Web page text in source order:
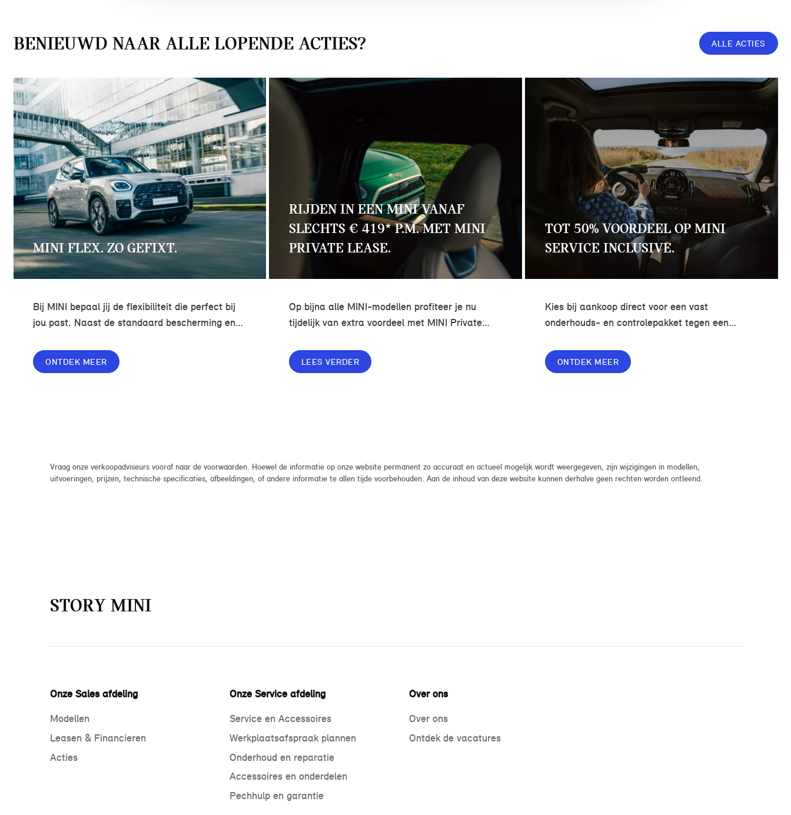
BENIEUWD NAAR ALLE LOPENDE ACTIES? ALLE ACTIES
MINI FLEX. ZO GEFIXT.
Bij MINI bepaal jij de flexibiliteit die perfect bij
jou past. Naast de standaard bescherming en
lease nog meer flexibiliteit met Switch of Flex
Premium.
ONTDEK MEER
RIJDEN IN EEN MINI VANAF
SLECHTS € 419* P.M. MET MINI
PRIVATE LEASE.
Op bijna alle MINI-modellen profiteer je nu
tijdelijk van extra voordeel met MINI Private
maand, in plaats van € 449. Afhankelijk van de
uitvoering kan jouw voordeel nog verder
LEES VERDER
TOT 50% VOORDEEL OP MINI
SERVICE INCLUSIVE.
Kies bij aankoop direct voor een vast
onderhouds- en controlepakket tegen een
onverwachte kosten kunt rijden.
ONTDEK MEER
Vraag onze verkoopadviseurs vooraf naar de voorwaarden. Hoewel de informatie op onze website permanent zo accuraat en actueel mogelijk wordt weergegeven, zijn wijzigingen in modellen,
uitvoeringen, prijzen, technische specificaties, afbeeldingen, of andere informatie te allen tijde voorbehouden. Aan de inhoud van deze website kunnen derhalve geen rechten worden ontleend.
STORY MINI
Onze Sales afdeling
Modellen
Leasen & Financieren
Acties
Onze Service afdeling
Service en Accessoires
Werkplaatsafspraak plannen
Onderhoud en reparatie
Accessoires en onderdelen
Pechhulp en garantie
Over ons
Over ons
Ontdek de vacatures